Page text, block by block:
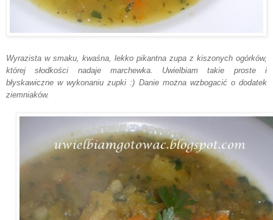
Wyrazista w smaku, kwaśna, lekko pikantna zupa z kiszonych ogórków,
której słodkości nadaje marchewka. Uwielbiam takie proste i
błyskawiczne w wykonaniu zupki :) Danie można wzbogacić o dodatek
ziemniaków.